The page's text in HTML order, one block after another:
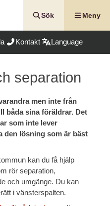
Sök Meny
Kontakt Language
separation
men inte från
båda sina föräldrar. Det
som inte lever
den lösning som är bäst
kan du få hjälp
rör separation,
och umgänge. Du kan
i vänsterspalten.